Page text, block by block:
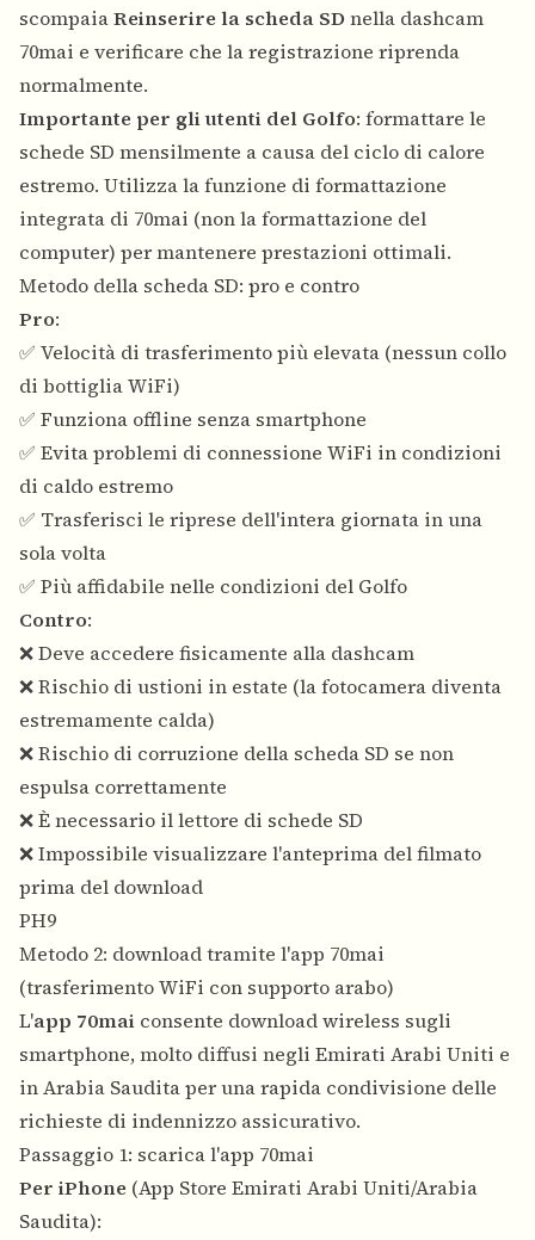
scompaiaReinserire la scheda SD nella dashcam
70mai e verificare che la registrazione riprenda
normalmente.
Importante per gli utenti del Golfo: formattare le
schede SD mensilmente a causa del ciclo di calore
estremo. Utilizza la funzione di formattazione
integrata di 70mai (non la formattazione del
computer) per mantenere prestazioni ottimali.
Metodo della scheda SD: pro e contro
Pro:
✅ Velocità di trasferimento più elevata (nessun collo
di bottiglia WiFi)
✅ Funziona offline senza smartphone
✅ Evita problemi di connessione WiFi in condizioni
di caldo estremo
✅ Trasferisci le riprese dell'intera giornata in una
sola volta
✅ Più affidabile nelle condizioni del Golfo
Contro:
❌ Deve accedere fisicamente alla dashcam
❌ Rischio di ustioni in estate (la fotocamera diventa
estremamente calda)
❌ Rischio di corruzione della scheda SD se non
espulsa correttamente
❌ È necessario il lettore di schede SD
❌ Impossibile visualizzare l'anteprima del filmato
prima del download
PH9
Metodo 2: download tramite l'app 70mai
(trasferimento WiFi con supporto arabo)
L'app 70mai consente download wireless sugli
smartphone, molto diffusi negli Emirati Arabi Uniti e
in Arabia Saudita per una rapida condivisione delle
richieste di indennizzo assicurativo.
Passaggio 1: scarica l'app 70mai
Per iPhone (App Store Emirati Arabi Uniti/Arabia
Saudita):